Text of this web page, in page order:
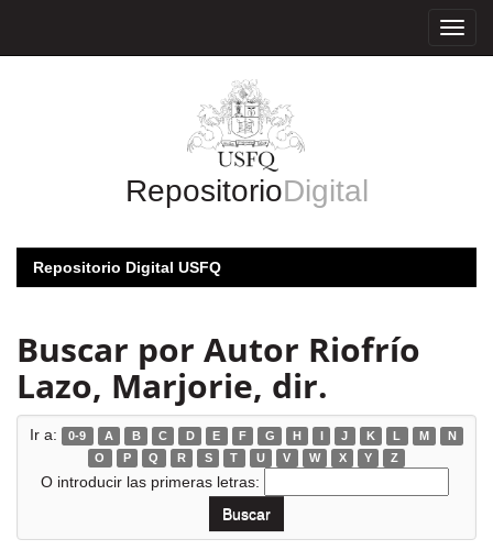
RepositorioDigital
Repositorio Digital USFQ
Buscar por Autor Riofrío
Lazo, Marjorie, dir.
Ir a: 0-9 A B C D E F G H I J K L M
N
O
P Q R S T U V W X Y Z
O introducir las primeras letras: